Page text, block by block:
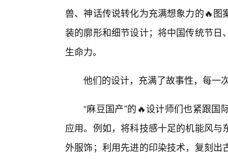
兽、神话传说转化为充满想象力的🔥
装的廓形和细节设计；将中国传统节
生命力。
他们的设计，充满了故事性，每一
“麻豆国产”的🔥设计师们也紧跟
应用。例如，将科技感十足的机能风
外服饰；利用先进的印染技术，复刻